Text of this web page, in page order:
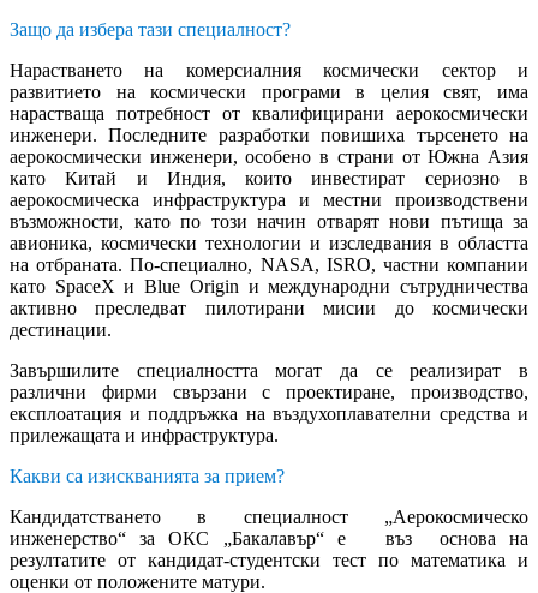
Защо да избера тази специалност?
Нарастването на комерсиалния космически сектор и
развитието на космически програми в целия свят, има
нарастваща потребност от квалифицирани аерокосмически
инженери. Последните разработки повишиха търсенето на
аерокосмически инженери, особено в страни от Южна Азия
като Китай и Индия, които инвестират сериозно в
аерокосмическа инфраструктура и местни производствени
възможности, като по този начин отварят нови пътища за
авионика, космически технологии и изследвания в областта
на отбраната. По-специално, NASA, ISRO, частни компании
като SpaceX и Blue Origin и международни сътрудничества
активно преследват пилотирани мисии до космически
дестинации.
Завършилите специалността могат да се реализират в
различни фирми свързани с проектиране, производство,
експлоатация и поддръжка на въздухоплавателни средства и
прилежащата и инфраструктура.
Какви са изискванията за прием?
Кандидатстването в специалност „Аерокосмическо
инженерство“ за ОКС „Бакалавър“ е въз основа на
резултатите от кандидат-студентски тест по математика и
оценки от положените матури.